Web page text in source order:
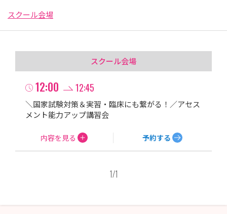
スクール会場
スクール会場
12:00 12:45
＼国家試験対策＆実習・臨床にも繋がる！／アセス
メント能力アップ講習会
予約する
内容を見る
1/1